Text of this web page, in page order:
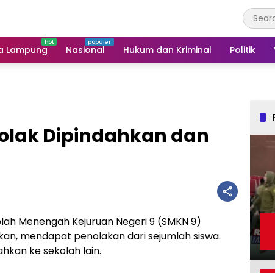
Lampung Nasional Hukum dan Kriminal Politik
Dipindahkan dan
Menengah Kejuruan Negeri 9 (SMKN 9)
mendapat penolakan dari sejumlah siswa.
ke sekolah lain.